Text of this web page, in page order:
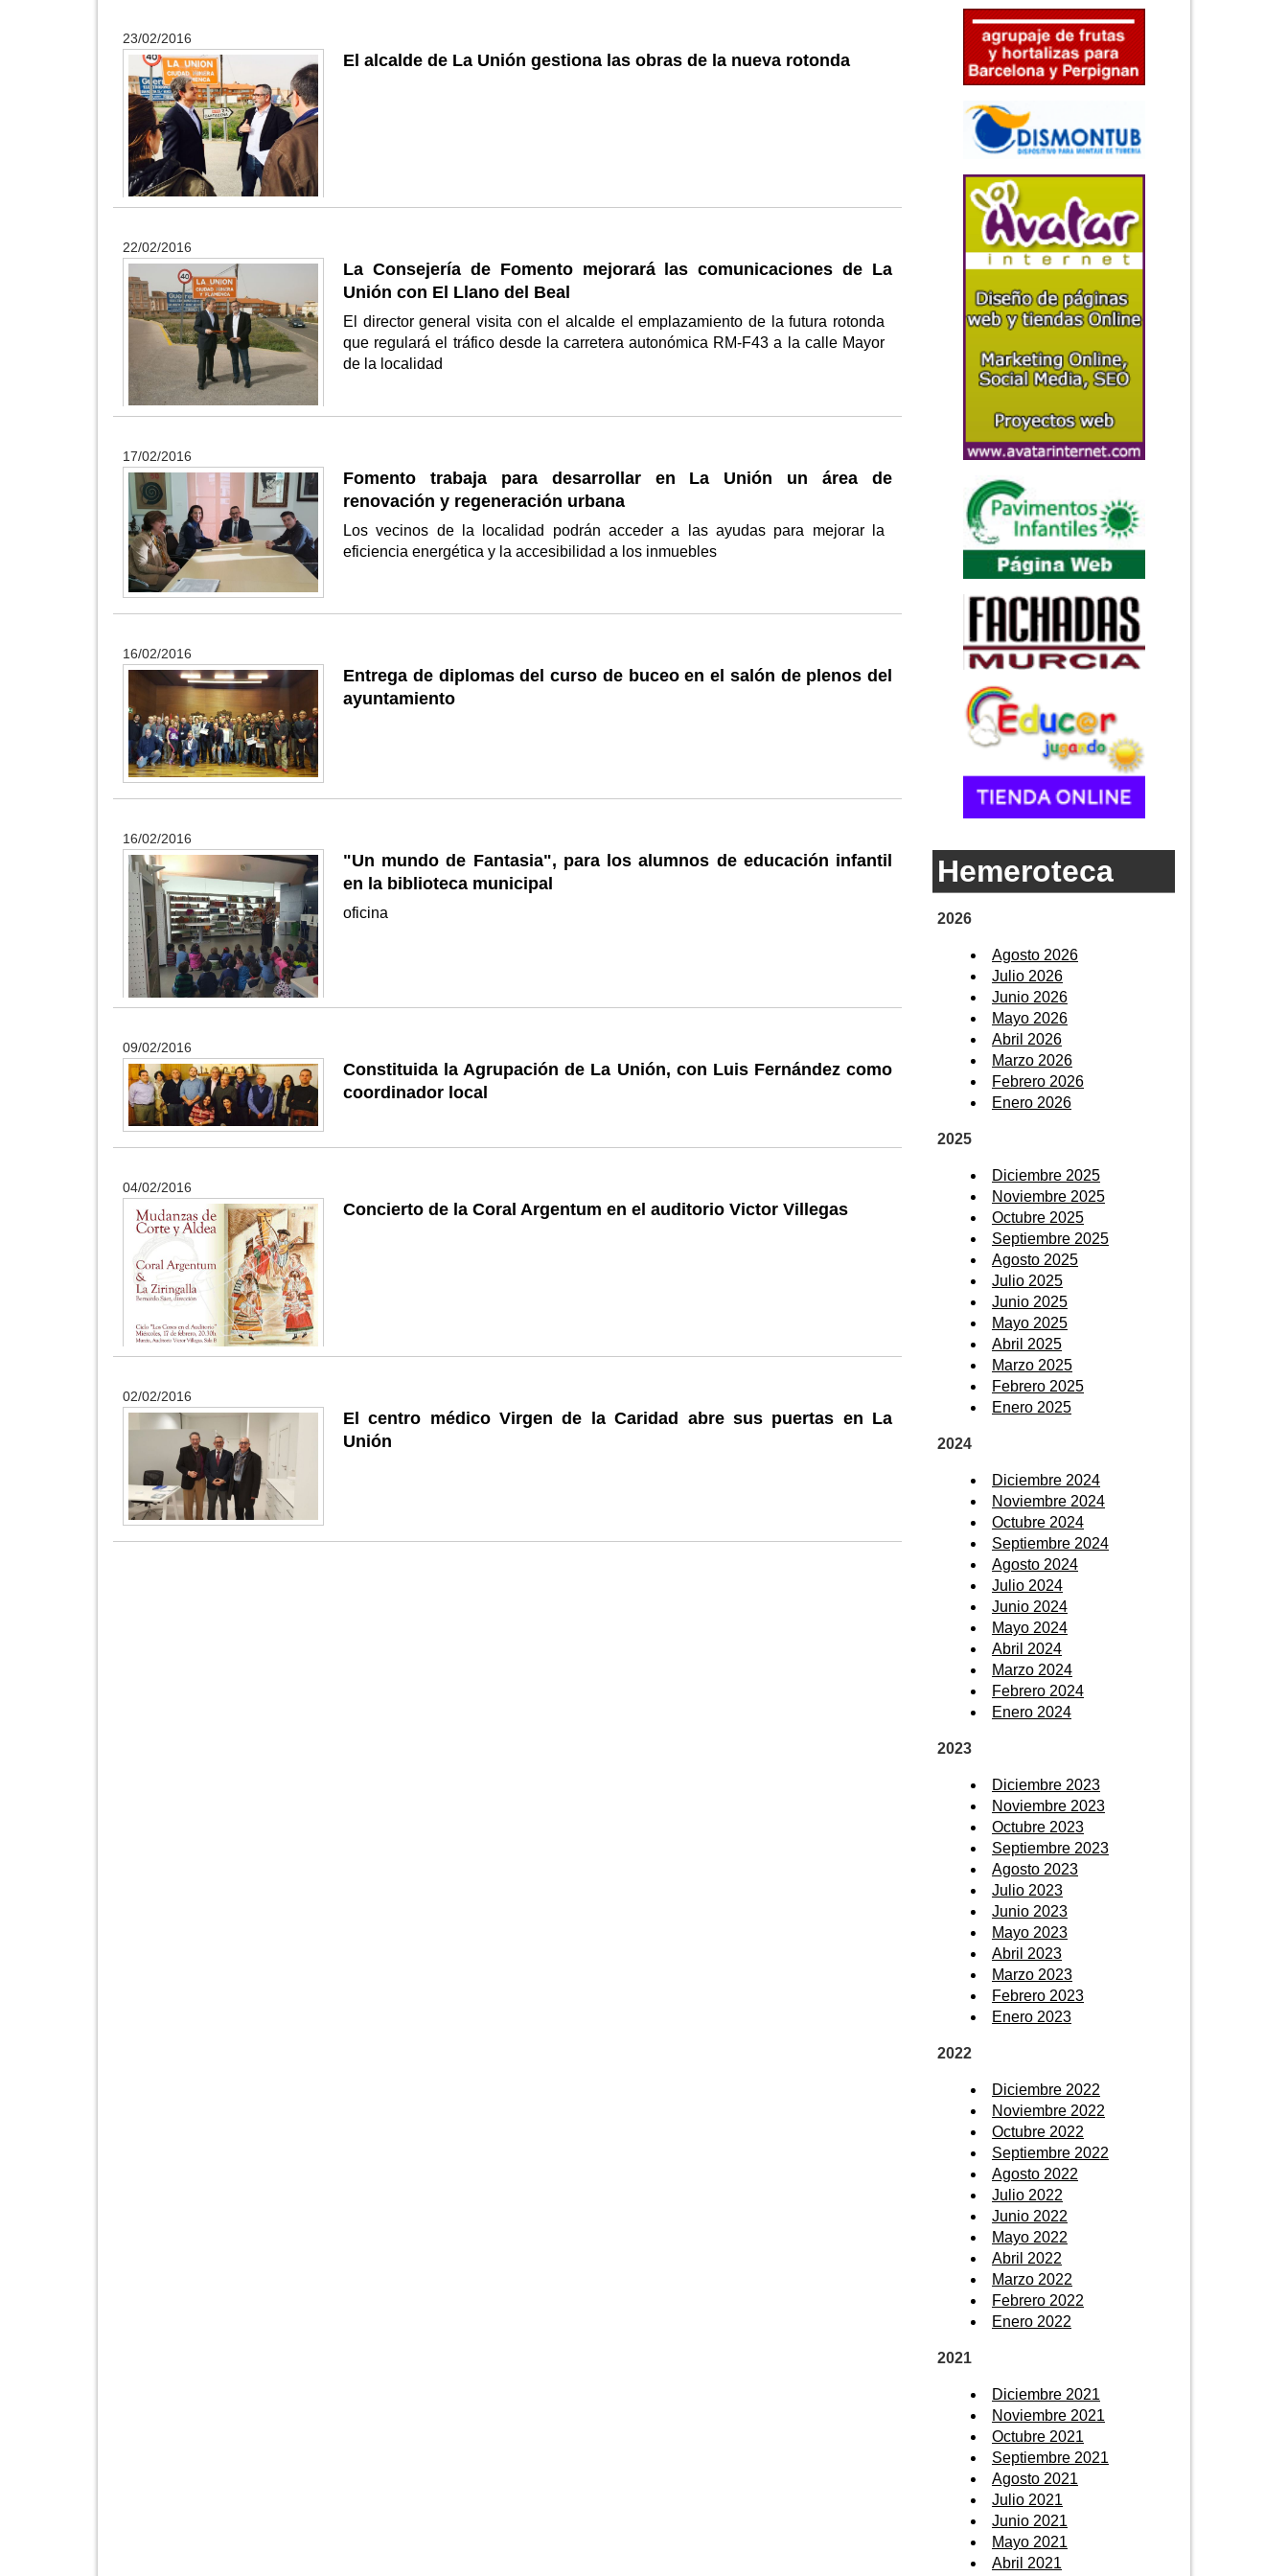
23/02/2016
El alcalde de La Unión gestiona las obras de la nueva rotonda
22/02/2016
La Consejería de Fomento mejorará las comunicaciones de La
Unión con El Llano del Beal
El director general visita con el alcalde el emplazamiento de la futura rotonda
que regulará el tráfico desde la carretera autonómica RM-F43 a la calle Mayor
de la localidad
17/02/2016
Fomento trabaja para desarrollar en La Unión un área de
renovación y regeneración urbana
Los vecinos de la localidad podrán acceder a las ayudas para mejorar la
eficiencia energética y la accesibilidad a los inmuebles
16/02/2016
Entrega de diplomas del curso de buceo en el salón de plenos del
ayuntamiento
16/02/2016
"Un mundo de Fantasia", para los alumnos de educación infantil
en la biblioteca municipal
oficina
09/02/2016
Constituida la Agrupación de La Unión, con Luis Fernández como
coordinador local
04/02/2016
Concierto de la Coral Argentum en el auditorio Victor Villegas
02/02/2016
El centro médico Virgen de la Caridad abre sus puertas en La
Unión
Hemeroteca
2026
Agosto 2026
Julio 2026
Junio 2026
Mayo 2026
Abril 2026
Marzo 2026
Febrero 2026
Enero 2026
2025
Diciembre 2025
Noviembre 2025
Octubre 2025
Septiembre 2025
Agosto 2025
Julio 2025
Junio 2025
Mayo 2025
Abril 2025
Marzo 2025
Febrero 2025
Enero 2025
2024
Diciembre 2024
Noviembre 2024
Octubre 2024
Septiembre 2024
Agosto 2024
Julio 2024
Junio 2024
Mayo 2024
Abril 2024
Marzo 2024
Febrero 2024
Enero 2024
2023
Diciembre 2023
Noviembre 2023
Octubre 2023
Septiembre 2023
Agosto 2023
Julio 2023
Junio 2023
Mayo 2023
Abril 2023
Marzo 2023
Febrero 2023
Enero 2023
2022
Diciembre 2022
Noviembre 2022
Octubre 2022
Septiembre 2022
Agosto 2022
Julio 2022
Junio 2022
Mayo 2022
Abril 2022
Marzo 2022
Febrero 2022
Enero 2022
2021
Diciembre 2021
Noviembre 2021
Octubre 2021
Septiembre 2021
Agosto 2021
Julio 2021
Junio 2021
Mayo 2021
Abril 2021